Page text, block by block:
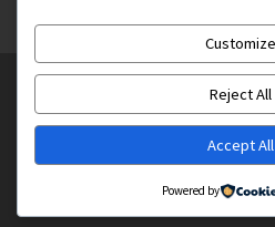
Słupskie Środowisko
prawa
–
Customize
Reject All
Accept All
Powered by